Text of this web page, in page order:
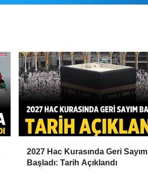
2027 Hac Kurasında Geri Sayım
Başladı: Tarih Açıklandı